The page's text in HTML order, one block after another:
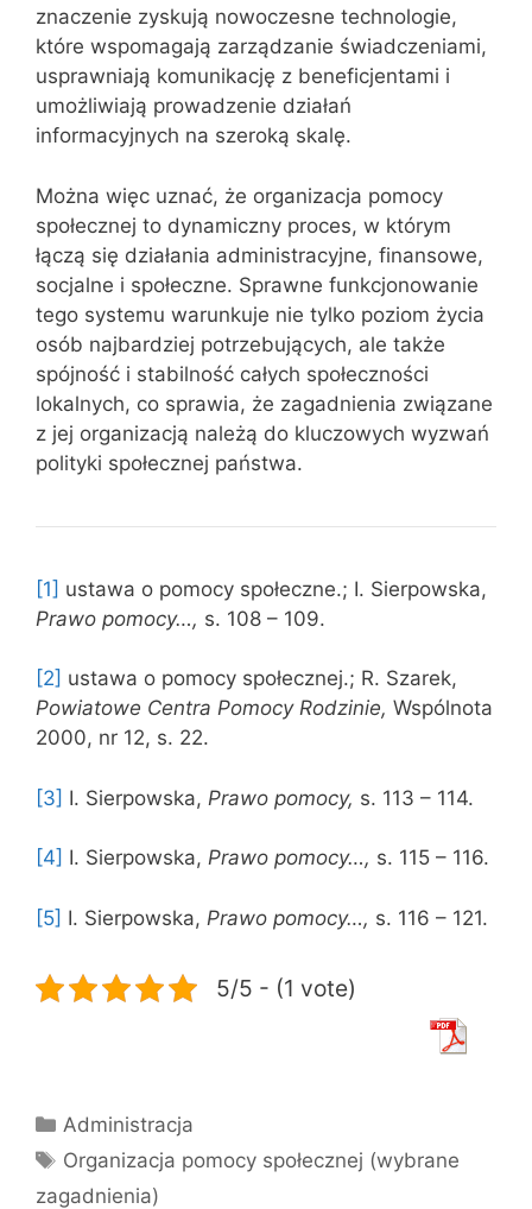
znaczenie zyskują nowoczesne technologie,
które wspomagają zarządzanie świadczeniami,
usprawniają komunikację z beneficjentami i
umożliwiają prowadzenie działań
informacyjnych na szeroką skalę.
Można więc uznać, że organizacja pomocy
społecznej to dynamiczny proces, w którym
łączą się działania administracyjne, finansowe,
socjalne i społeczne. Sprawne funkcjonowanie
tego systemu warunkuje nie tylko poziom życia
osób najbardziej potrzebujących, ale także
spójność i stabilność całych społeczności
lokalnych, co sprawia, że zagadnienia związane
z jej organizacją należą do kluczowych wyzwań
polityki społecznej państwa.
[1] ustawa o pomocy społeczne.; I. Sierpowska,
Prawo pomocy…, s. 108 – 109.
[2] ustawa o pomocy społecznej.; R. Szarek,
Powiatowe Centra Pomocy Rodzinie, Wspólnota
2000, nr 12, s. 22.
[3] I. Sierpowska, Prawo pomocy, s. 113 – 114.
[4] I. Sierpowska, Prawo pomocy…, s. 115 – 116.
[5] I. Sierpowska, Prawo pomocy…, s. 116 – 121.
5/5 - (1 vote)
Kategorie
Administracja
Tagi
Organizacja pomocy społecznej (wybrane
zagadnienia)